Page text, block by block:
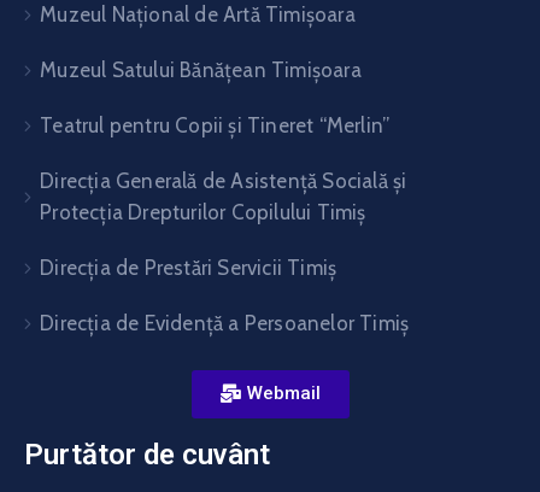
Muzeul Național de Artă Timişoara
Muzeul Satului Bănăţean Timişoara
Teatrul pentru Copii şi Tineret “Merlin”
Direcția Generală de Asistență Socială și
Protecția Drepturilor Copilului Timiș
Direcţia de Prestări Servicii Timiş
Direcţia de Evidenţă a Persoanelor Timiş
Webmail
Purtător de cuvânt